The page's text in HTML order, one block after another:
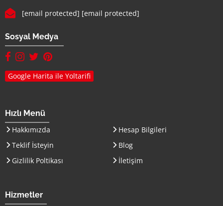
E-mail :
[email protected] [email protected]
Sosyal Medya
facebook hesabımız(yeni sayfada açılır)
instagram hesabımız(yeni sayfada açılır)
twitter hesabımız(yeni sayfada açılır)
pinterest hesabımız (yeni sayfada açılır)
Google Harita ile Yoltarifi
Hızlı Menü
Hakkımızda
Hesap Bilgileri
Teklif İsteyin
Blog
Gizlilik Poltikası
İletişim
Hizmetler